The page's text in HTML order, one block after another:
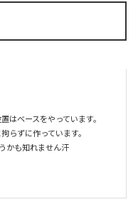
はベースをやっています。
らずに作っています。
かも知れません汗